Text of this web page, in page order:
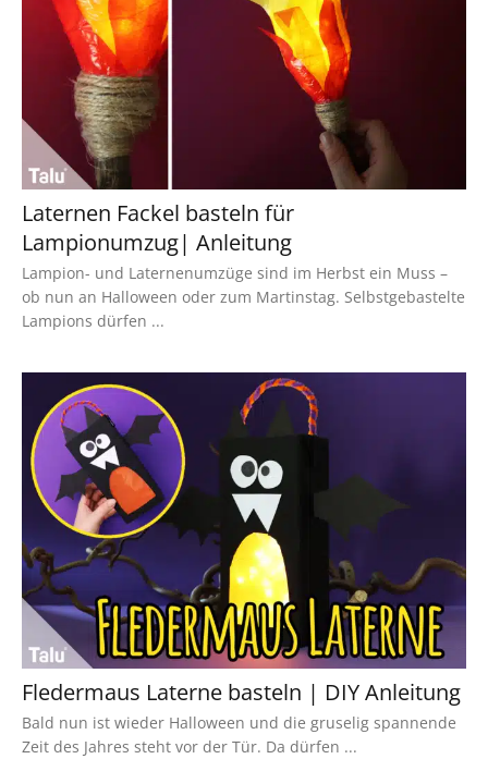
Laternen Fackel basteln für
Lampionumzug| Anleitung
Lampion- und Laternenumzüge sind im Herbst ein Muss –
ob nun an Halloween oder zum Martinstag. Selbstgebastelte
Lampions dürfen ...
Fledermaus Laterne basteln | DIY Anleitung
Bald nun ist wieder Halloween und die gruselig spannende
Zeit des Jahres steht vor der Tür. Da dürfen ...